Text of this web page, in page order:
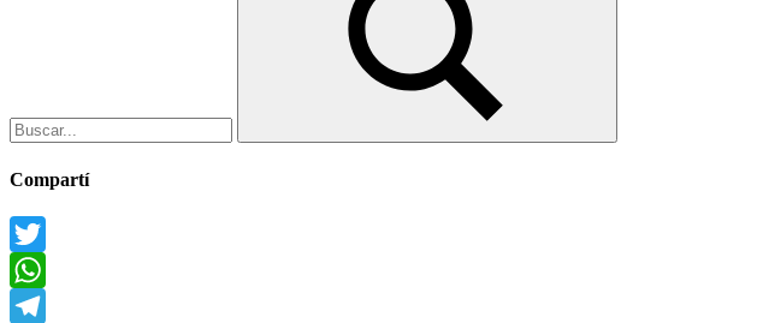
Buscar
Compartí
Twitter
WhatsApp